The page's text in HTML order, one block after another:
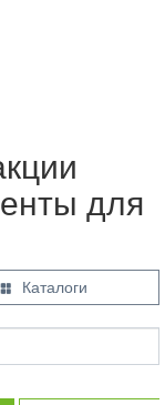
для
Каталоги